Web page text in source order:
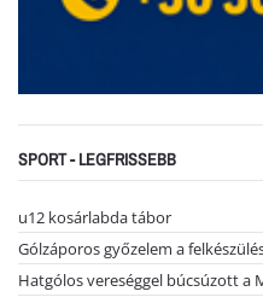
SPORT - LEGFRISSEBB
u12 kosárlabda tábor
Gólzáporos győzelem a
Hatgólos vereséggel búcsúzott a